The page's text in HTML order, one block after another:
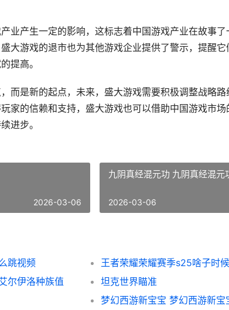
业产生一定的影响，这标志着中国游戏产业在故事
大游戏的退市也为其他游戏企业提供了警示，提醒
提高。
而是新的起点，未来，盛大游戏需要积极调整战略
家的信赖和支持，盛大游戏也可以借助中国游戏市
进步。
2026-03-06
九阴真经混元功 九阴真经混元
2026-03-06
跳视频
尔伊洛种族值
坦克世界瞄准
梦幻西游新宝宝 梦幻西游新宝